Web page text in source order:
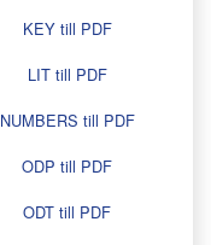
KEY till PDF
LIT till PDF
NUMBERS till PDF
ODP till PDF
ODT till PDF